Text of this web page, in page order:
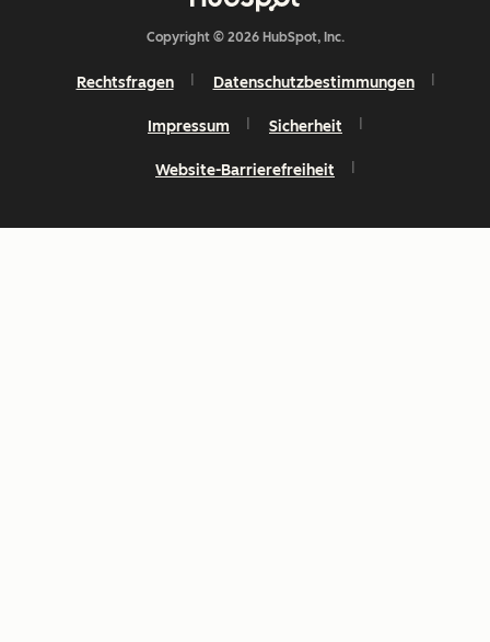
Copyright © 2026 HubSpot, Inc.
Rechtsfragen Datenschutzbestimmungen
Impressum Sicherheit
Website-Barrierefreiheit